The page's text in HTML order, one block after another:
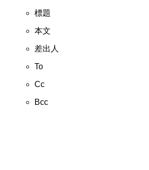
標題
本文
差出人
To
Cc
Bcc